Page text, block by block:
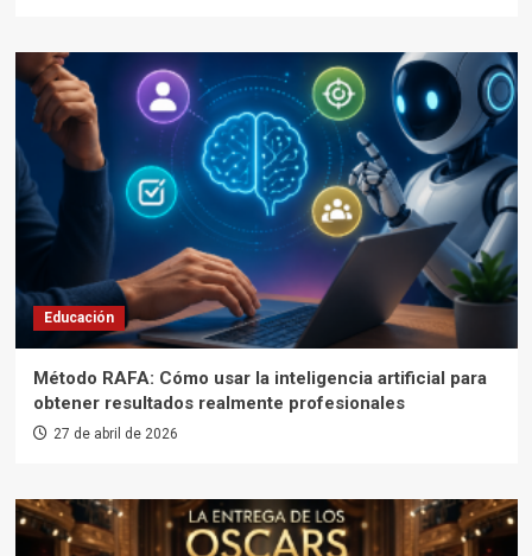
Educación
Método RAFA: Cómo usar la inteligencia artificial para
obtener resultados realmente profesionales
27 de abril de 2026